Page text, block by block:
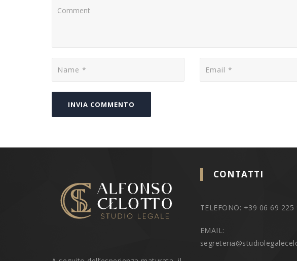
CONTATTI
TELEFONO: +39 06 69 225
EMAIL: